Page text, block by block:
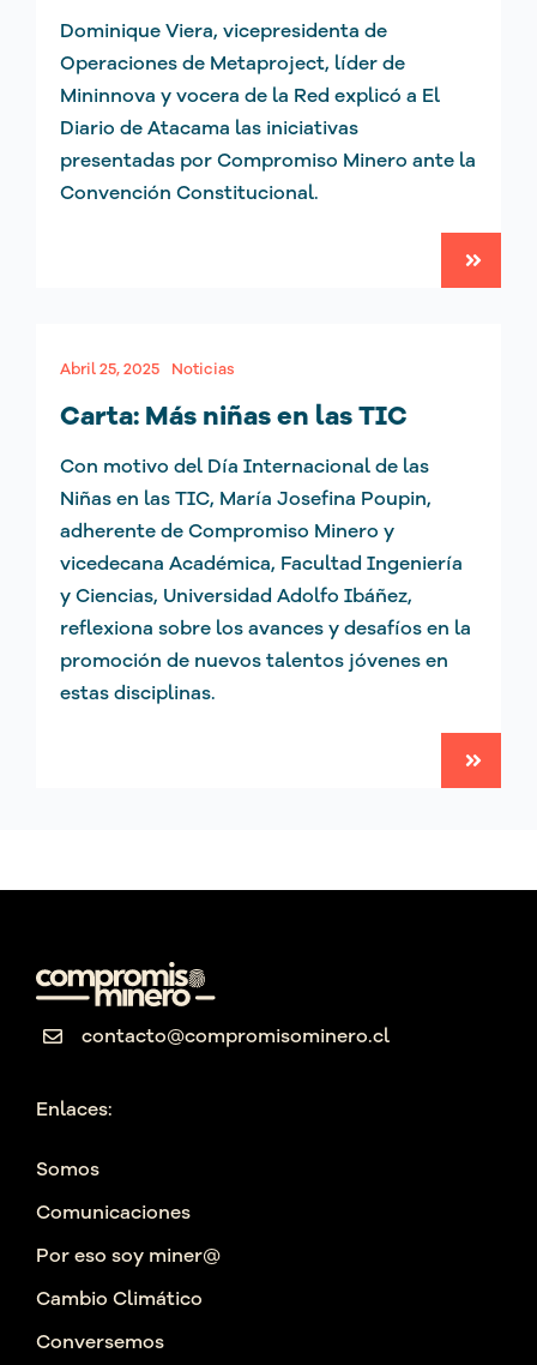
Dominique Viera, vicepresidenta de
Operaciones de Metaproject, líder de
Mininnova y vocera de la Red explicó a El
Diario de Atacama las iniciativas
presentadas por Compromiso Minero ante la
Convención Constitucional.
Abril 25, 2025 Noticias
Carta: Más niñas en las TIC
Con motivo del Día Internacional de las
Niñas en las TIC, María Josefina Poupin,
adherente de Compromiso Minero y
vicedecana Académica, Facultad Ingeniería
y Ciencias, Universidad Adolfo Ibáñez,
reflexiona sobre los avances y desafíos en la
promoción de nuevos talentos jóvenes en
estas disciplinas.
contacto@compromisominero.cl
Enlaces:
Somos
Comunicaciones
Por eso soy miner@
Cambio Climático
Conversemos